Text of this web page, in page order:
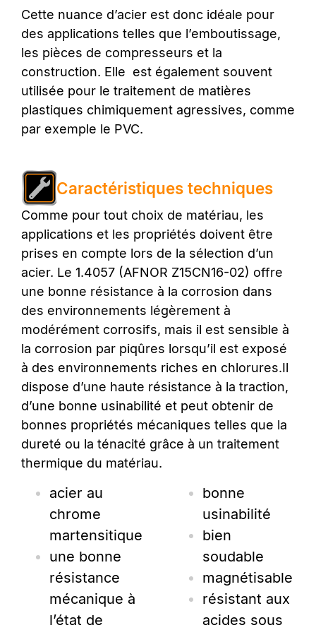
Cette nuance d’acier est donc idéale pour
des applications telles que l’emboutissage,
les pièces de compresseurs et la
construction. Elle est également souvent
utilisée pour le traitement de matières
plastiques chimiquement agressives, comme
par exemple le PVC.
Caractéristiques techniques
Comme pour tout choix de matériau, les
applications et les propriétés doivent être
prises en compte lors de la sélection d’un
acier. Le 1.4057 (AFNOR Z15CN16-02) offre
une bonne résistance à la corrosion dans
des environnements légèrement à
modérément corrosifs, mais il est sensible à
la corrosion par piqûres lorsqu’il est exposé
à des environnements riches en chlorures.Il
dispose d’une haute résistance à la traction,
d’une bonne usinabilité et peut obtenir de
bonnes propriétés mécaniques telles que la
dureté ou la ténacité grâce à un traitement
thermique du matériau.
acier au
chrome
martensitique
une bonne
résistance
mécanique à
l’état de
bonne
usinabilité
bien
soudable
magnétisable
résistant aux
acides sous